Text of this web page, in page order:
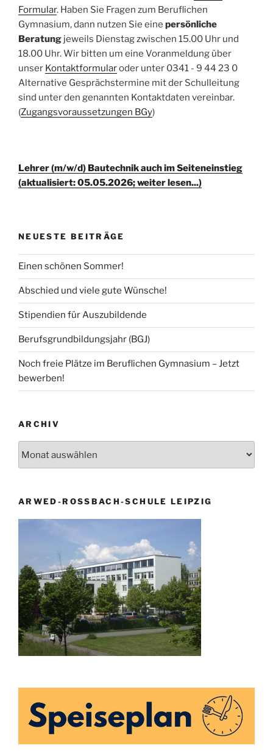
Formular. Haben Sie Fragen zum Beruflichen
Gymnasium, dann nutzen Sie eine persönliche
Beratung jeweils Dienstag zwischen 15.00 Uhr und
18.00 Uhr. Wir bitten um eine Voranmeldung über
unser Kontaktformularoder unter 0341 - 9 44 23 0
Alternative Gesprächstermine mit der Schulleitung
sind unter den genannten Kontaktdaten vereinbar.
(Zugangsvoraussetzungen BGy)
Lehrer (m/w/d) Bautechnik auch im Seiteneinstieg
(aktualisiert: 05.05.2026; weiter lesen...)
NEUESTE BEITRÄGE
Einen schönen Sommer!
Abschied und viele gute Wünsche!
Stipendien für Auszubildende
Berufsgrundbildungsjahr (BGJ)
Noch freie Plätze im Beruflichen Gymnasium – Jetzt
bewerben!
ARCHIV
ARWED-ROSSBACH-SCHULE LEIPZIG